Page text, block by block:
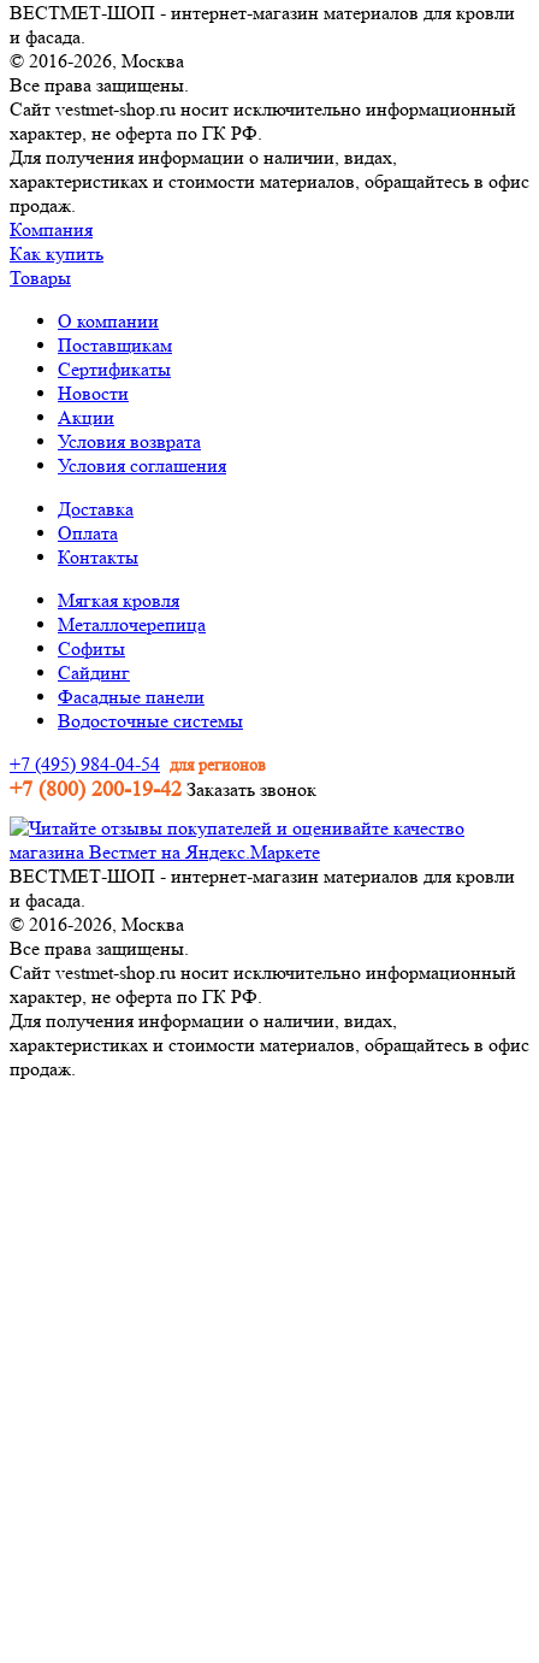
ВЕСТМЕТ-ШОП - интернет-магазин материалов для кровли
и фасада.
© 2016-2026, Москва
Все права защищены.
Сайт vestmet-shop.ru носит исключительно информационный
характер, не оферта по ГК РФ.
Для получения информации о наличии, видах,
характеристиках и стоимости материалов, обращайтесь в офис
продаж.
Компания
Как купить
Товары
О компании
Поставщикам
Сертификаты
Новости
Акции
Условия возврата
Условия соглашения
Доставка
Оплата
Контакты
Мягкая кровля
Металлочерепица
Софиты
Сайдинг
Фасадные панели
Водосточные системы
+7 (495) 984-04-54 для регионов
+7 (800) 200-19-42 Заказать звонок
ВЕСТМЕТ-ШОП - интернет-магазин материалов для кровли
и фасада.
© 2016-2026, Москва
Все права защищены.
Сайт vestmet-shop.ru носит исключительно информационный
характер, не оферта по ГК РФ.
Для получения информации о наличии, видах,
характеристиках и стоимости материалов, обращайтесь в офис
продаж.